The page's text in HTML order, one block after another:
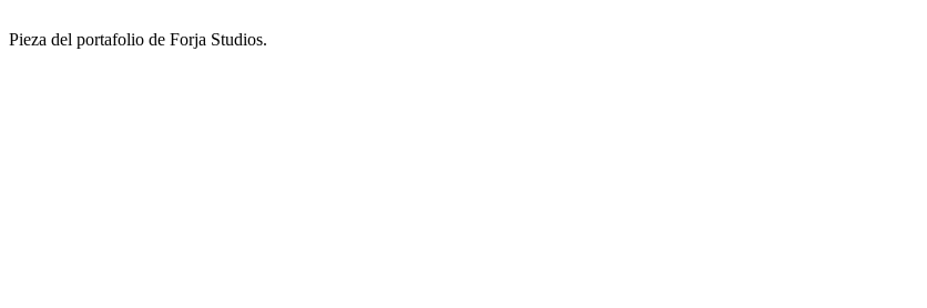
Pieza del portafolio de Forja Studios.